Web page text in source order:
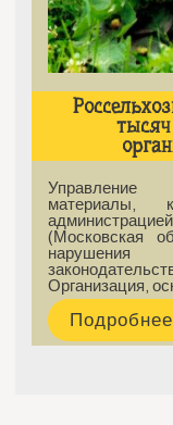
Управление
материалы,
(Московская
нарушения
Организация,